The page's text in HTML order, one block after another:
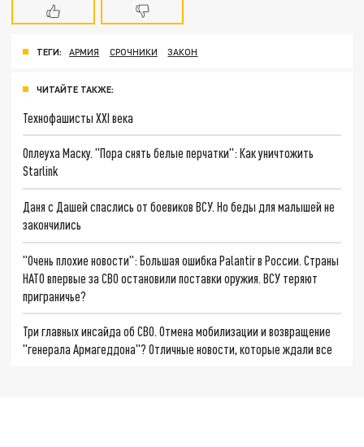
ТЕГИ: АРМИЯ СРОЧНИКИ ЗАКОН
ЧИТАЙТЕ ТАКЖЕ:
Технофашисты XXI века
Оплеуха Маску. "Пора снять белые перчатки": Как уничтожить
Starlink
Даня с Дашей спаслись от боевиков ВСУ. Но беды для малышей не
закончились
"Очень плохие новости": Большая ошибка Palantir в России. Страны
НАТО впервые за СВО остановили поставки оружия. ВСУ теряют
приграничье?
Три главных инсайда об СВО. Отмена мобилизации и возвращение
"генерала Армагеддона"? Отличные новости, которые ждали все